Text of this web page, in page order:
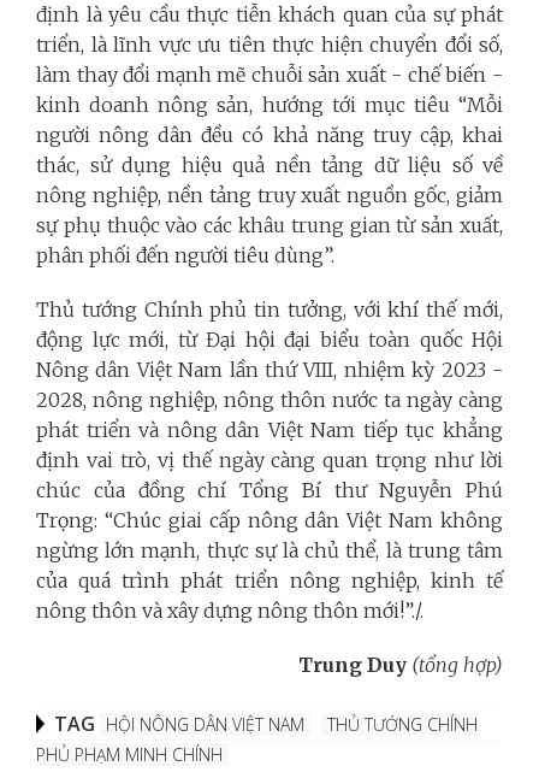
định là yêu cầu thực tiễn khách quan của sự phát
triển, là lĩnh vực ưu tiên thực hiện chuyển đổi số,
làm thay đổi mạnh mẽ chuỗi sản xuất - chế biến -
kinh doanh nông sản, hướng tới mục tiêu “Mỗi
người nông dân đều có khả năng truy cập, khai
thác, sử dụng hiệu quả nền tảng dữ liệu số về
nông nghiệp, nền tảng truy xuất nguồn gốc, giảm
sự phụ thuộc vào các khâu trung gian từ sản xuất,
phân phối đến người tiêu dùng”.
Thủ tướng Chính phủ tin tưởng, với khí thế mới,
động lực mới, từ Đại hội đại biểu toàn quốc Hội
Nông dân Việt Nam lần thứ VIII, nhiệm kỳ 2023 ­-
2028, nông nghiệp, nông thôn nước ta ngày càng
phát triển và nông dân Việt Nam tiếp tục khẳng
định vai trò, vị thế ngày càng quan trọng như lời
chúc của đồng chí Tổng Bí thư Nguyễn Phú
Trọng: “Chúc giai cấp nông dân Việt Nam không
ngừng lớn mạnh, thực sự là chủ thể, là trung tâm
của quá trình phát triển nông nghiệp, kinh tế
nông thôn và xây dựng nông thôn mới!”./.
Trung Duy (tổng hợp)
TAG HỘI NÔNG DÂN VIỆT NAM
THỦ TƯỚNG CHÍNH
PHỦ PHẠM MINH CHÍNH